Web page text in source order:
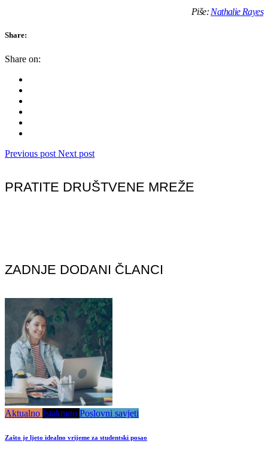
Piše: Nathalie Rayes
Share:
Share on:
Previous post Next post
PRATITE DRUŠTVENE MREŽE
ZADNJE DODANI ČLANCI
Aktualno Istaknuto Poslovni savjeti
Zašto je ljeto idealno vrijeme za studentski posao